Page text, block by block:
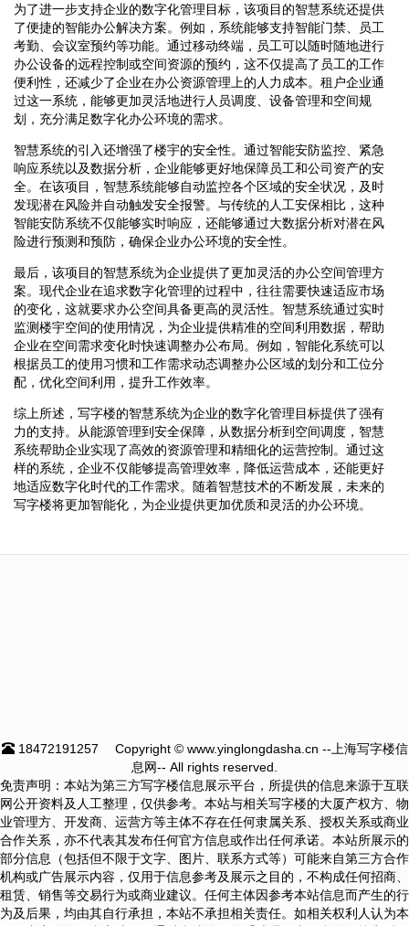
为了进一步支持企业的数字化管理目标，该项目的智慧系统还提供
了便捷的智能办公解决方案。例如，系统能够支持智能门禁、员工
考勤、会议室预约等功能。通过移动终端，员工可以随时随地进行
办公设备的远程控制或空间资源的预约，这不仅提高了员工的工作
便利性，还减少了企业在办公资源管理上的人力成本。租户企业通
过这一系统，能够更加灵活地进行人员调度、设备管理和空间规
划，充分满足数字化办公环境的需求。
智慧系统的引入还增强了楼宇的安全性。通过智能安防监控、紧急
响应系统以及数据分析，企业能够更好地保障员工和公司资产的安
全。在该项目，智慧系统能够自动监控各个区域的安全状况，及时
发现潜在风险并自动触发安全报警。与传统的人工安保相比，这种
智能安防系统不仅能够实时响应，还能够通过大数据分析对潜在风
险进行预测和预防，确保企业办公环境的安全性。
最后，该项目的智慧系统为企业提供了更加灵活的办公空间管理方
案。现代企业在追求数字化管理的过程中，往往需要快速适应市场
的变化，这就要求办公空间具备更高的灵活性。智慧系统通过实时
监测楼宇空间的使用情况，为企业提供精准的空间利用数据，帮助
企业在空间需求变化时快速调整办公布局。例如，智能化系统可以
根据员工的使用习惯和工作需求动态调整办公区域的划分和工位分
配，优化空间利用，提升工作效率。
综上所述，写字楼的智慧系统为企业的数字化管理目标提供了强有
力的支持。从能源管理到安全保障，从数据分析到空间调度，智慧
系统帮助企业实现了高效的资源管理和精细化的运营控制。通过这
样的系统，企业不仅能够提高管理效率，降低运营成本，还能更好
地适应数字化时代的工作需求。随着智慧技术的不断发展，未来的
写字楼将更加智能化，为企业提供更加优质和灵活的办公环境。
18472191257
Copyright © www.yinglongdasha.cn --上海写字楼信
息网-- All rights reserved.
免责声明：本站为第三方写字楼信息展示平台，所提供的信息来源于互联
网公开资料及人工整理，仅供参考。本站与相关写字楼的大厦产权方、物
业管理方、开发商、运营方等主体不存在任何隶属关系、授权关系或商业
合作关系，亦不代表其发布任何官方信息或作出任何承诺。本站所展示的
部分信息（包括但不限于文字、图片、联系方式等）可能来自第三方合作
机构或广告展示内容，仅用于信息参考及展示之目的，不构成任何招商、
租赁、销售等交易行为或商业建议。任何主体因参考本站信息而产生的行
为及后果，均由其自行承担，本站不承担相关责任。如相关权利人认为本